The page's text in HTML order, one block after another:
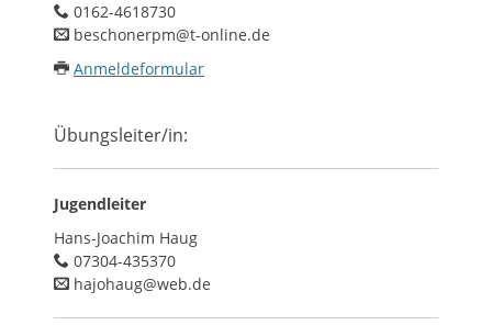
0162-4618730
beschonerpm@t-online.de
Anmeldeformular
Übungsleiter/in:
Jugendleiter
Hans-Joachim Haug
07304-435370
hajohaug@web.de